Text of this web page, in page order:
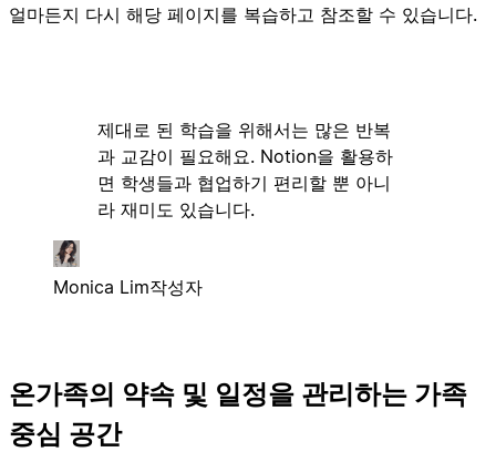
얼마든지 다시 해당 페이지를 복습하고 참조할 수 있습니다.
제대로 된 학습을 위해서는 많은 반복
과 교감이 필요해요. Notion을 활용하
면 학생들과 협업하기 편리할 뿐 아니
라 재미도 있습니다.
Monica Lim작성자
온가족의 약속 및 일정을 관리하는 가족
중심 공간